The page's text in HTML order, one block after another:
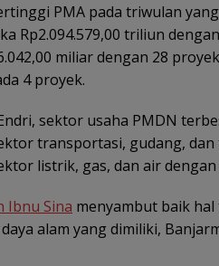
PMA pada triwulan
Rp2.094.579,00 triliun
miliar dengan 28
4 proyek.
sektor usaha PMDN
transportasi, gudang,
listrik, gas, dan air
Ibnu Sina menyambut baik
alam yang dimiliki,